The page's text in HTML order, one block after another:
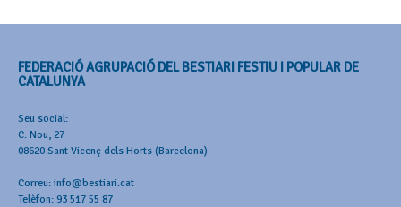
FEDERACIÓ AGRUPACIÓ DEL BESTIARI FESTIU I POPULAR DE
CATALUNYA
Seu social:
C. Nou, 27
08620 Sant Vicenç dels Horts (Barcelona)
Correu: info@bestiari.cat
Telèfon: 93 517 55 87